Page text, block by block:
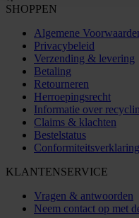
SHOPPEN
Algemene
Privacybeleid
Verzending & levering
Betaling
Retourneren
Herroepingsrecht
Informatie over
Claims & klachten
Bestelstatus
Conformiteitsverklaring
KLANTENSERVICE
Vragen & antwoorden
Neem contact op met